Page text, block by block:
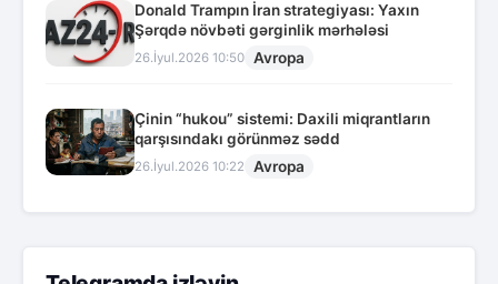
Donald Trampın İran strategiyası: Yaxın
Şərqdə növbəti gərginlik mərhələsi
26.İyul.2026 10:50 Avropa
Çinin “hukou” sistemi: Daxili miqrantların
qarşısındakı görünməz sədd
26.İyul.2026 10:22 Avropa